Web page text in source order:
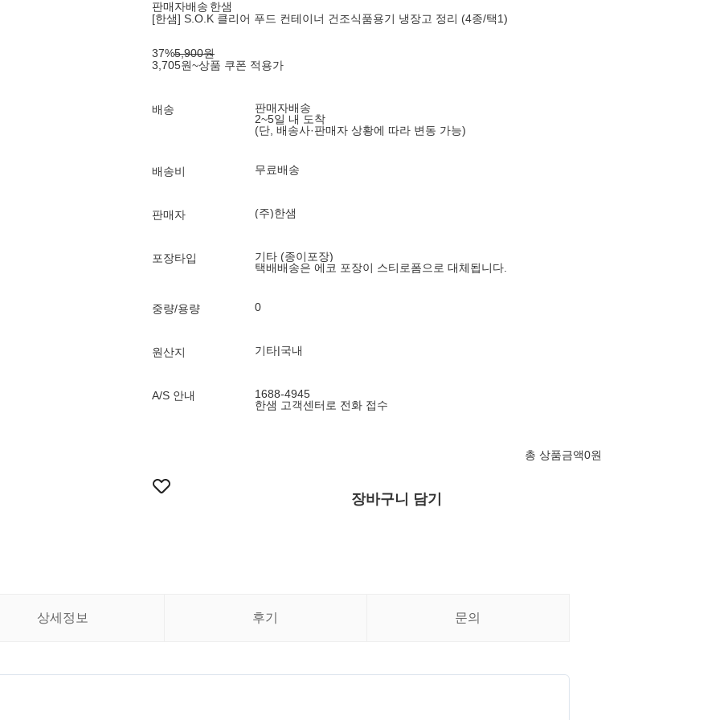
판매자배송 한샘
[한샘] S.O.K 클리어 푸드 컨테이너 건조식품용기 냉장고 정리 (4종/택1)
37%5,900원
3,705원~상품 쿠폰 적용가
배송
판매자배송
2~5일 내 도착
(단, 배송사·판매자 상황에 따라 변동 가능)
배송비 무료배송
판매자 (주)한샘
포장타입
기타 (종이포장)
택배배송은 에코 포장이 스티로폼으로 대체됩니다.
중량/용량 0
원산지 기타|국내
A/S 안내
1688-4945
한샘 고객센터로 전화 접수
총 상품금액0원
장바구니 담기
상세정보 후기 문의